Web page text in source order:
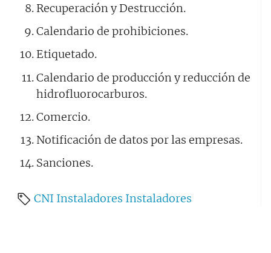
Recuperación y Destrucción.
Calendario de prohibiciones.
Etiquetado.
Calendario de producción y reducción de
hidrofluorocarburos.
Comercio.
Notificación de datos por las empresas.
Sanciones.
CNI Instaladores Instaladores